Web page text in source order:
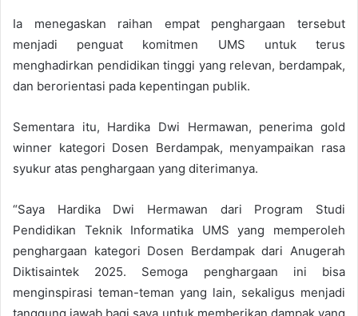
Ia menegaskan raihan empat penghargaan tersebut
menjadi penguat komitmen UMS untuk terus
menghadirkan pendidikan tinggi yang relevan, berdampak,
dan berorientasi pada kepentingan publik.
Sementara itu, Hardika Dwi Hermawan, penerima gold
winner kategori Dosen Berdampak, menyampaikan rasa
syukur atas penghargaan yang diterimanya.
“Saya Hardika Dwi Hermawan dari Program Studi
Pendidikan Teknik Informatika UMS yang memperoleh
penghargaan kategori Dosen Berdampak dari Anugerah
Diktisaintek 2025. Semoga penghargaan ini bisa
menginspirasi teman-teman yang lain, sekaligus menjadi
tanggung jawab bagi saya untuk memberikan dampak yang